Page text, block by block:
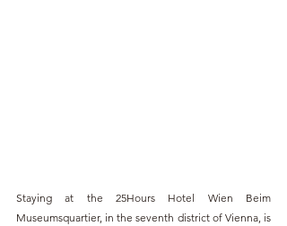
Staying at the 25Hours Hotel Wien Beim
Museumsquartier, in the seventh district of Vienna, is